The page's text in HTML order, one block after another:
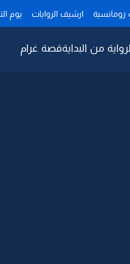
رومانسية ارشيف الروايات يوم
من البدايةقصة غرام